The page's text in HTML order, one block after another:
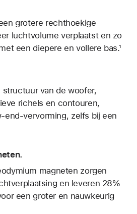
grotere rechthoekige
luchtvolume verplaatst en zo
een diepere en vollere bas.¹
structuur van de woofer,
richels en contouren,
end-vervorming, zelfs bij een
magneten zorgen
en leveren 28%
een groter en nauwkeurig